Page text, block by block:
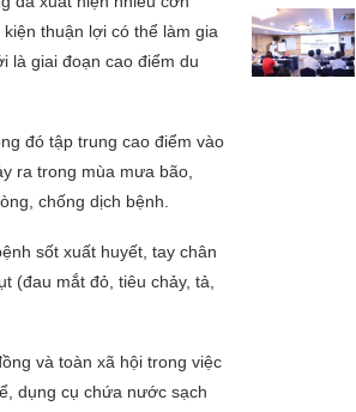
thuận lợi có thể làm gia
là giai đoạn cao điểm du
đó tập trung cao điểm vào
ra trong mùa mưa bão,
chống dịch bệnh.
sốt xuất huyết, tay chân
(đau mắt đỏ, tiêu chảy, tả,
và toàn xã hội trong việc
dụng cụ chứa nước sạch